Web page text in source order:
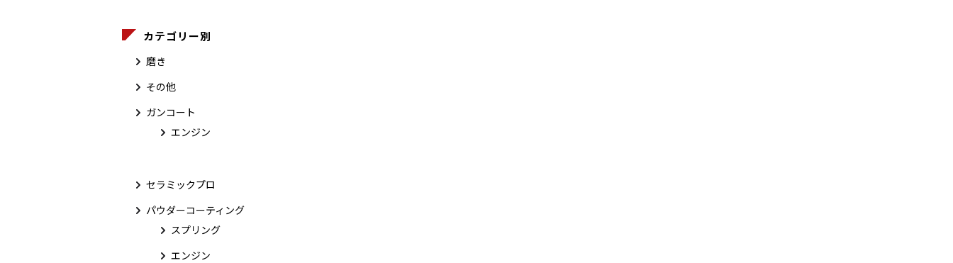
カテゴリー別
磨き
その他
ガンコート
エンジン
セラミックプロ
パウダーコーティング
スプリング
エンジン